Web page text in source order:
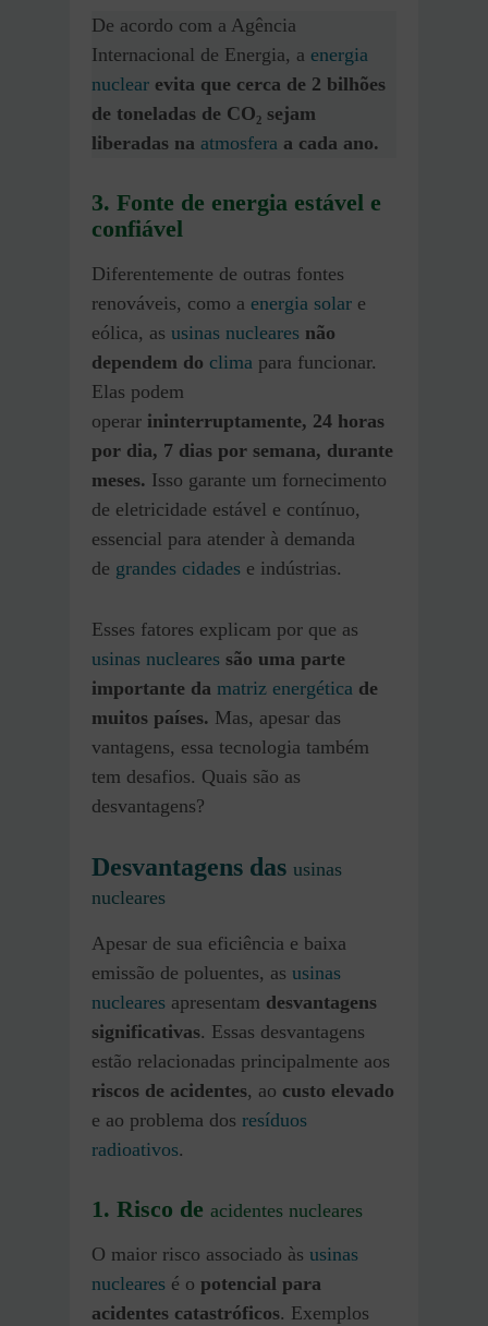
De acordo com a Agência
Internacional de Energia, a energia
nuclear evita que cerca de 2 bilhões
de toneladas de CO₂ sejam
liberadas na atmosfera a cada ano.
3. Fonte de energia estável e
confiável
Diferentemente de outras fontes
renováveis, como a energia solar e
eólica, as usinas nucleares não
dependem do clima para funcionar.
Elas podem
operar ininterruptamente, 24 horas
por dia, 7 dias por semana, durante
meses. Isso garante um fornecimento
de eletricidade estável e contínuo,
essencial para atender à demanda
de grandes cidades e indústrias.
Esses fatores explicam por que as
usinas nucleares são uma parte
importante da matriz energética de
muitos países. Mas, apesar das
vantagens, essa tecnologia também
tem desafios. Quais são as
desvantagens?
Desvantagens das usinas
nucleares
Apesar de sua eficiência e baixa
emissão de poluentes, as usinas
nucleares apresentam desvantagens
significativas. Essas desvantagens
estão relacionadas principalmente aos
riscos de acidentes, ao custo elevado
e ao problema dos resíduos
radioativos.
1. Risco de acidentes nucleares
O maior risco associado às usinas
nucleares é o potencial para
acidentes catastróficos. Exemplos